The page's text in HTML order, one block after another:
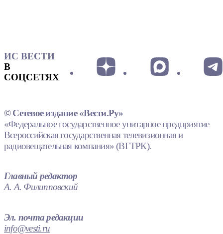
ИС ВЕСТИ
В
СОЦСЕТЯХ
© Сетевое издание «Вести.Ру»
«Федеральное государственное унитарное предприятие
Всероссийская государственная телевизионная и
радиовещательная компания» (ВГТРК).
Главный редактор
А. А. Филипповский
Эл. почта редакции
info@vesti.ru